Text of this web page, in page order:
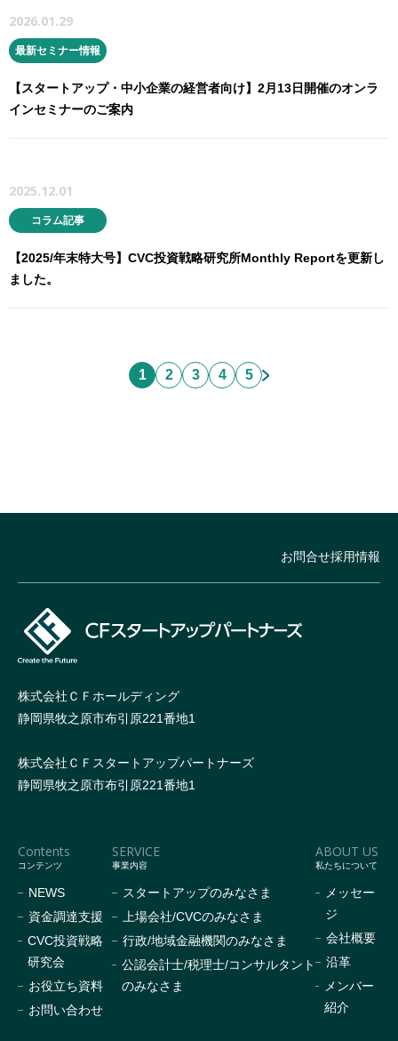
2026.01.29
最新セミナー情報
【スタートアップ・中小企業の経営者向け】2月13日開催のオンラ
インセミナーのご案内
2025.12.01
コラム記事
【2025/年末特大号】CVC投資戦略研究所Monthly Reportを更新し
ました。
1 2 3 4 5
お問合せ採用情報
株式会社ＣＦホールディング
静岡県牧之原市布引原221番地1
株式会社ＣＦスタートアップパートナーズ
静岡県牧之原市布引原221番地1
Contents
コンテンツ
NEWS
資金調達支援
CVC投資戦略
研究会
お役立ち資料
お問い合わせ
SERVICE
事業内容
スタートアップのみなさま
上場会社/CVCのみなさま
行政/地域金融機関のみなさま
公認会計士/税理士/コンサルタント
のみなさま
ABOUT US
私たちについて
メッセー
ジ
会社概要
沿革
メンバー
紹介